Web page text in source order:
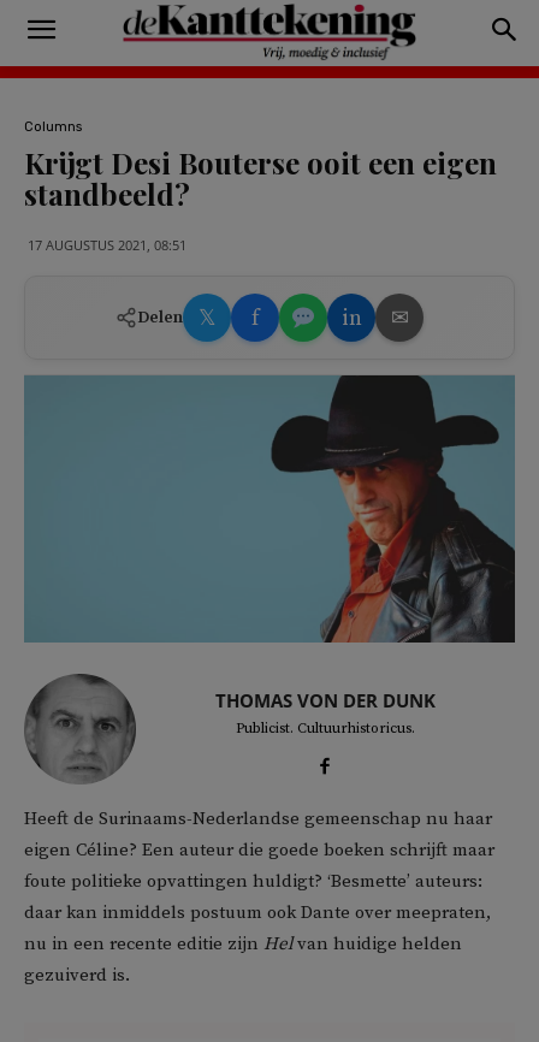
Columns
Krijgt Desi Bouterse ooit een eigen
standbeeld?
17 AUGUSTUS 2021, 08:51
Delen 𝕏 f in ✉
THOMAS VON DER DUNK
Publicist. Cultuurhistoricus.
Heeft de Surinaams-Nederlandse gemeenschap nu haar
eigen Céline? Een auteur die goede boeken schrijft maar
foute politieke opvattingen huldigt? ‘Besmette’ auteurs:
daar kan inmiddels postuum ook Dante over meepraten,
nu in een recente editie zijn Helvan huidige helden
gezuiverd is.